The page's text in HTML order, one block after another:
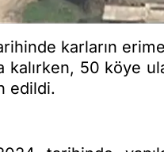
karların
50 köye
edildi.